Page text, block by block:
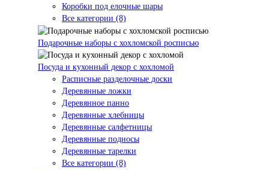
Коробки под елочные шары
Все категории (8)
Подарочные наборы с хохломской росписью
Посуда и кухонный декор с хохломой
Расписные разделочные доски
Деревянные ложки
Деревянное панно
Деревянные хлебницы
Деревянные салфетницы
Деревянные подносы
Деревянные тарелки
Все категории (8)